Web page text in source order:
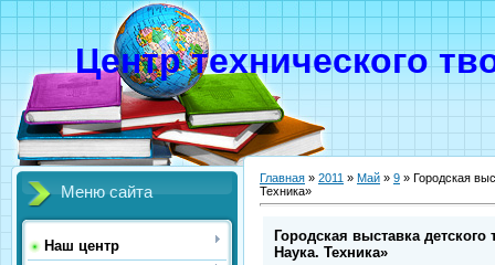
Центр технического
Меню сайта
Наш центр
Главная » 2011 » Май » 9 » Городская
Техника»
Городская выставка детского
Наука. Техника»